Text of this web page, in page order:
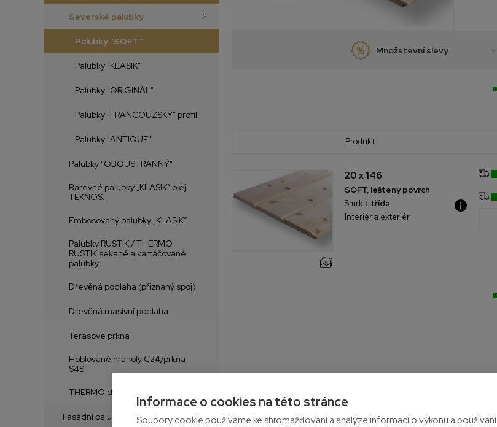
Severské palubky
Palubky "SOFT"
Palubky "KLASIK"
Palubky "ORIGINÁL"
Palubky "FRANCOUZSKÝ" profil
Palubky "ANTIQUE"
Palubky "OBOUSTRANNÝ"
Barevné palubky „KLASIK“ olej
TEKNOS.
Embosovaný palubky „KLASIK“
Palubky RUSTIK / THERMO
RUSTIK sekané a kartáčované
palubky
Dřevěná podlaha (přiznaný spoj)
Dřevěná masivní podlaha
Terasové prkna
Hoblované hranoly C24/prkna
S4S
THERMO dřevo
Fasádní palubky
Množstevní slevy
Produkt
20 x 146
SOFT, leštený povrch
Smrk I. třída
Interiér a exteriér
Informace o cookies na této stránce
Soubory cookie používáme ke shromažďování a analýze informací o výkonu a používání